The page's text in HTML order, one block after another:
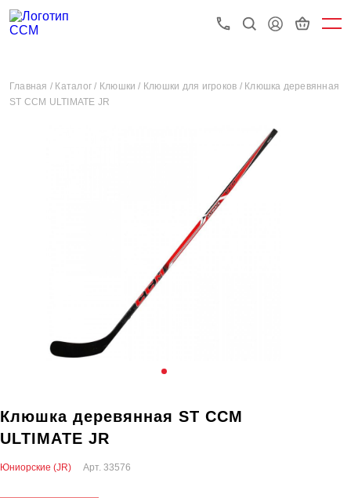
Главная / Каталог / Клюшки / Клюшки для игроков / Клюшка деревянная
ST CCM ULTIMATE JR
Клюшка деревянная ST CCM
ULTIMATE JR
Юниорские (JR) Арт. 33576